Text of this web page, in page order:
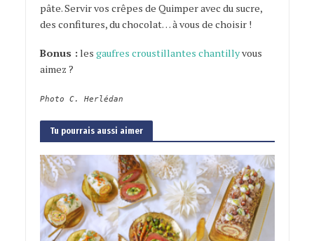
pâte. Servir vos crêpes de Quimper avec du sucre,
des confitures, du chocolat… à vous de choisir !
Bonus : les gaufres croustillantes chantillyvous
aimez ?
Photo C. Herlédan
Tu pourrais aussi aimer